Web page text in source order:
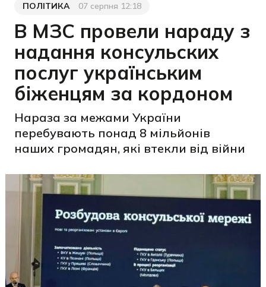
Категорія
ПОЛІТИКА
Дата публікації07 серпня 12:18
В МЗС провели нараду з
надання консульских
послуг українським
біженцям за кордоном
Нараза за межами України
перебувають понад 8 мільйонів
наших громадян, які втекли від війни